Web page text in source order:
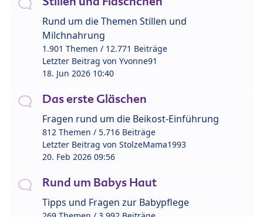
Rund um die Themen Stillen und
Milchnahrung
1.901 Themen / 12.771 Beiträge
Letzter Beitrag von Yvonne91
18. Jun 2026 10:40
Das erste Gläschen
Fragen rund um die Beikost-Einführung
812 Themen / 5.716 Beiträge
Letzter Beitrag von StolzeMama1993
20. Feb 2026 09:56
Rund um Babys Haut
Tipps und Fragen zur Babypflege